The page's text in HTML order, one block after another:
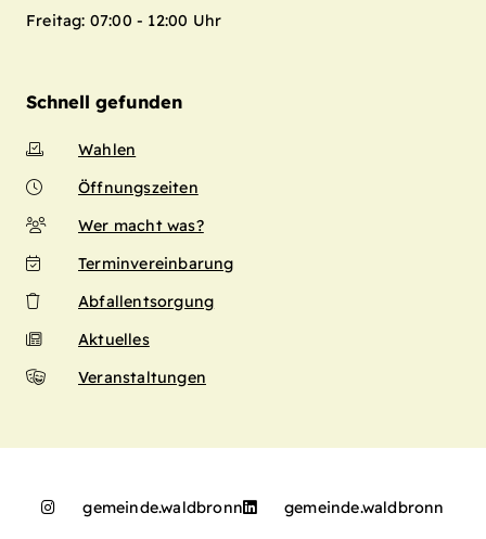
Freitag: 07:00 - 12:00 Uhr
Schnell gefunden
Wahlen
Öffnungszeiten
Wer macht was?
Terminvereinbarung
Abfallentsorgung
Aktuelles
Veranstaltungen
gemeinde.waldbronn gemeinde.waldbronn